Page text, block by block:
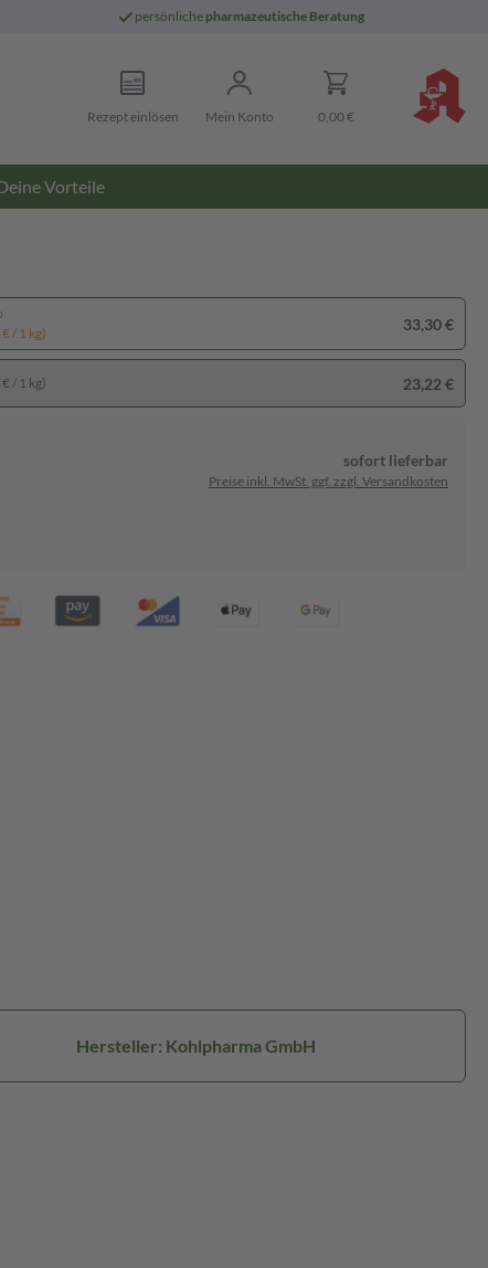
persönliche pharmazeutische Beratung
Rezept einlösen Mein Konto 0,00 €
Vorteile
/ 1 kg)
33,30 €
/ 1 kg) 23,22 €
sofort lieferbar
Preise inkl. MwSt. ggf. zzgl. Versandkosten
Hersteller: Kohlpharma GmbH